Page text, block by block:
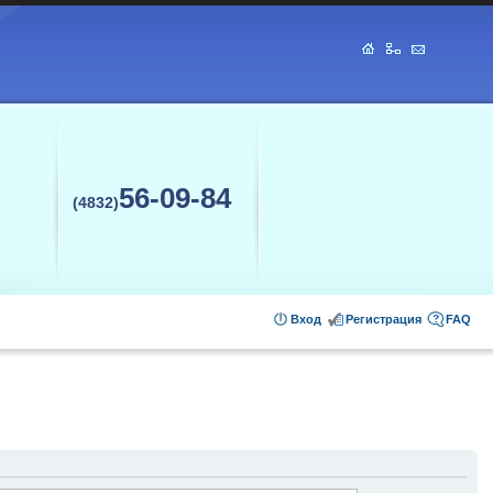
(4832)56-09-84
FAQ
Регистрация
Вход